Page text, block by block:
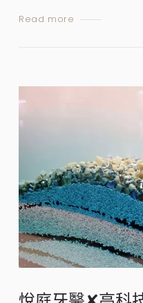
Read more